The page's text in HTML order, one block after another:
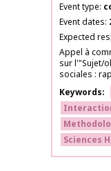
Event type
Event dates
Expected
Appel à
sur l'"Sujet/
sociales :
Keywords
Sciences